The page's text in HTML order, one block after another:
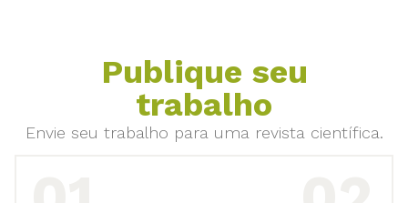
Publique seu
trabalho
Envie seu trabalho para uma revista científica.